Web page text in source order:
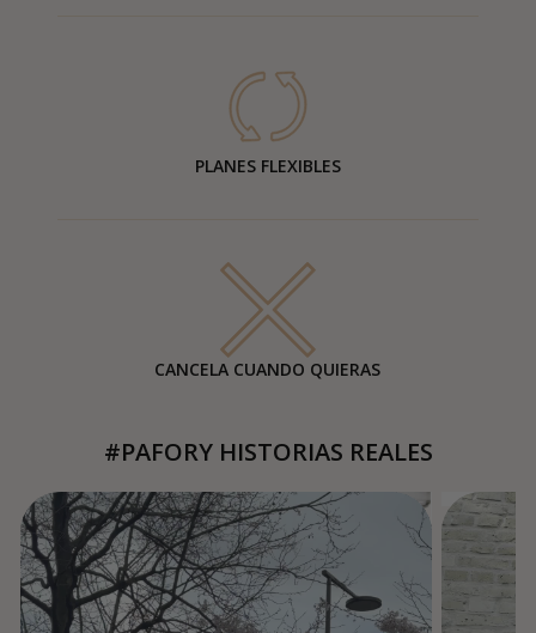
PLANES FLEXIBLES
CANCELA CUANDO QUIERAS
#PAFORY HISTORIAS REALES